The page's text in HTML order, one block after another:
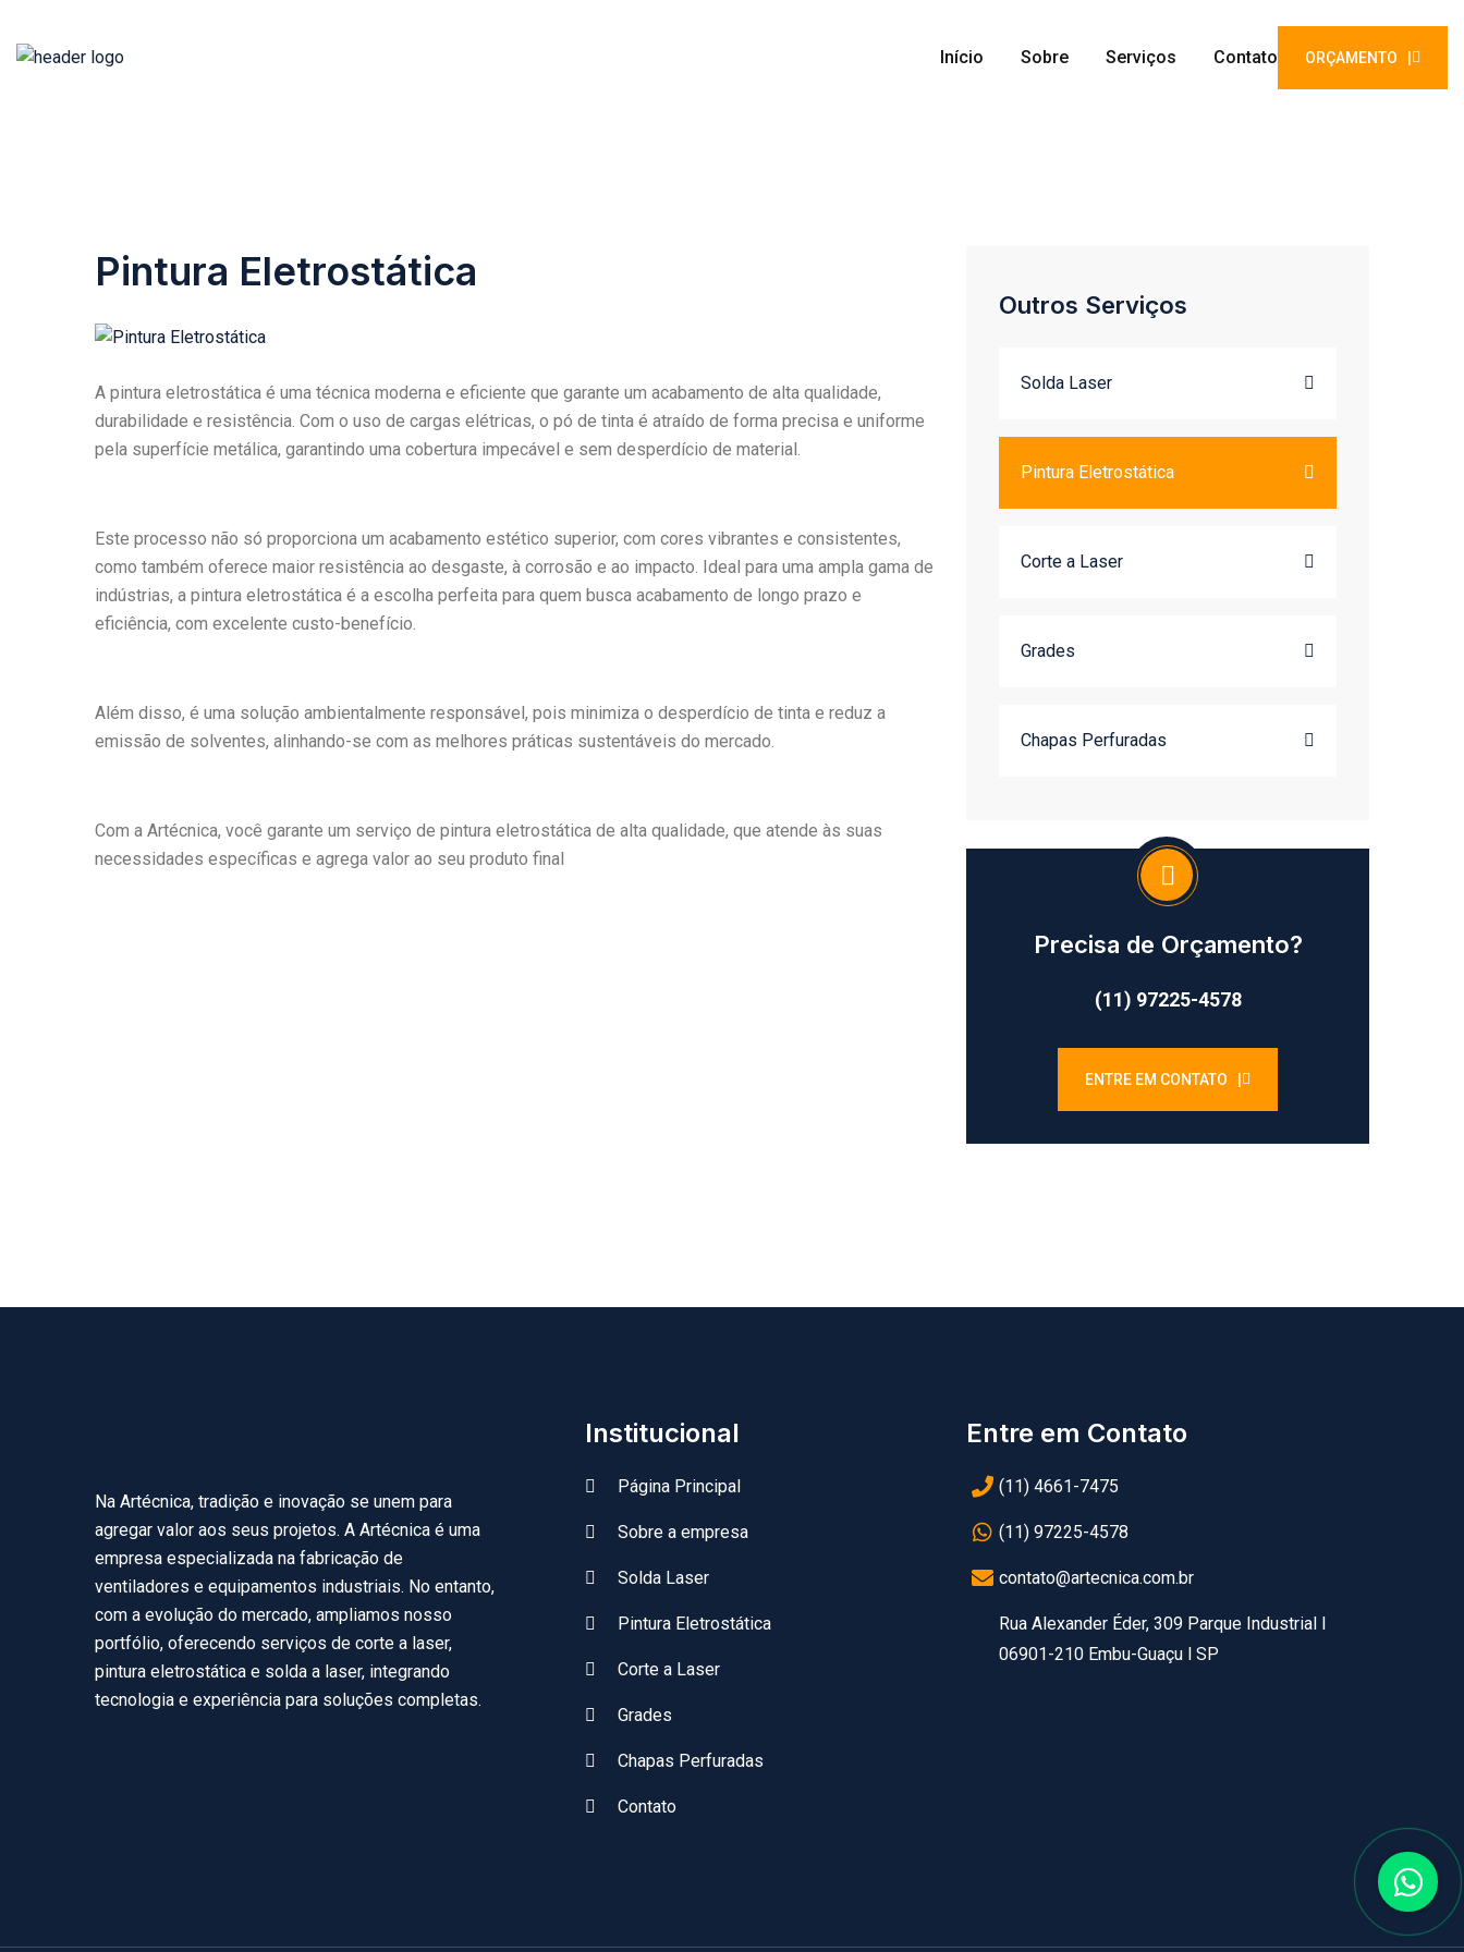
Início Sobre Serviços Contato ORÇAMENTO |
Pintura Eletrostática
A pintura eletrostática é uma técnica moderna e eficiente que garante um acabamento de alta qualidade,
durabilidade e resistência. Com o uso de cargas elétricas, o pó de tinta é atraído de forma precisa e uniforme
pela superfície metálica, garantindo uma cobertura impecável e sem desperdício de material.
Este processo não só proporciona um acabamento estético superior, com cores vibrantes e consistentes,
como também oferece maior resistência ao desgaste, à corrosão e ao impacto. Ideal para uma ampla gama de
indústrias, a pintura eletrostática é a escolha perfeita para quem busca acabamento de longo prazo e
eficiência, com excelente custo-benefício.
Além disso, é uma solução ambientalmente responsável, pois minimiza o desperdício de tinta e reduz a
emissão de solventes, alinhando-se com as melhores práticas sustentáveis do mercado.
Com a Artécnica, você garante um serviço de pintura eletrostática de alta qualidade, que atende às suas
necessidades específicas e agrega valor ao seu produto final
Outros Serviços
Solda Laser
Pintura Eletrostática
Corte a Laser
Grades
Chapas Perfuradas
Precisa de Orçamento?
(11) 97225-4578
ENTRE EM CONTATO |
Na Artécnica, tradição e inovação se unem para
agregar valor aos seus projetos. A Artécnica é uma
empresa especializada na fabricação de
ventiladores e equipamentos industriais. No entanto,
com a evolução do mercado, ampliamos nosso
portfólio, oferecendo serviços de corte a laser,
pintura eletrostática e solda a laser, integrando
tecnologia e experiência para soluções completas.
Institucional
Página Principal
Sobre a empresa
Solda Laser
Pintura Eletrostática
Corte a Laser
Grades
Chapas Perfuradas
Contato
Entre em Contato
(11) 4661-7475
(11) 97225-4578
contato@artecnica.com.br
Rua Alexander Éder, 309 Parque Industrial l
06901-210 Embu-Guaçu l SP